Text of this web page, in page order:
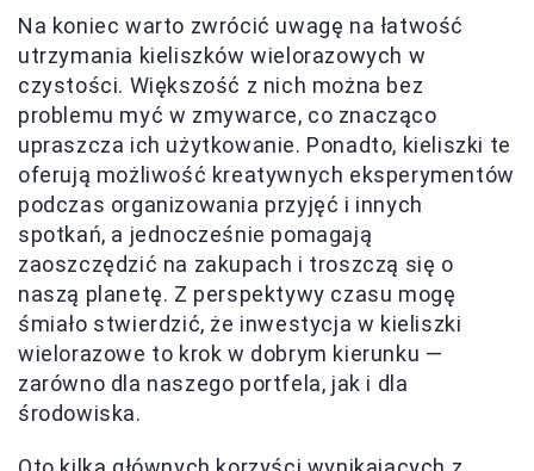
Na koniec warto zwrócić uwagę na łatwość
utrzymania kieliszków wielorazowych w
czystości. Większość z nich można bez
problemu myć w zmywarce, co znacząco
upraszcza ich użytkowanie. Ponadto, kieliszki te
oferują możliwość kreatywnych eksperymentów
podczas organizowania przyjęć i innych
spotkań, a jednocześnie pomagają
zaoszczędzić na zakupach i troszczą się o
naszą planetę. Z perspektywy czasu mogę
śmiało stwierdzić, że inwestycja w kieliszki
wielorazowe to krok w dobrym kierunku —
zarówno dla naszego portfela, jak i dla
środowiska.